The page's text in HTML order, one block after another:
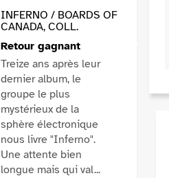
INFERNO / BOARDS OF
CANADA, COLL.
Retour gagnant
Treize ans après leur
dernier album, le
groupe le plus
mystérieux de la
sphère électronique
nous livre "Inferno".
Une attente bien
longue mais qui val...